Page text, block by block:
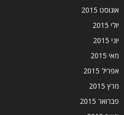
אוגוסט 2015
יולי 2015
יוני 2015
מאי 2015
אפריל 2015
מרץ 2015
פברואר 2015